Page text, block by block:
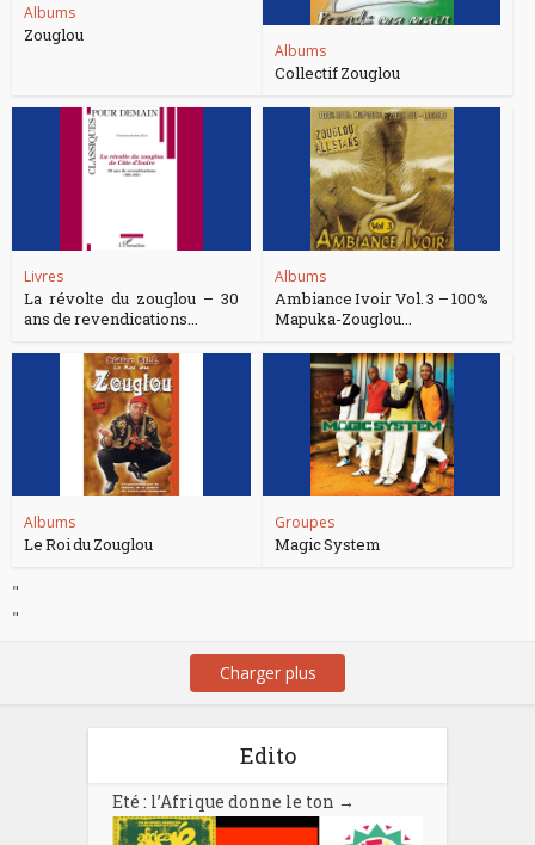
Albums
Zouglou
Albums
Collectif Zouglou
Livres
La révolte du zouglou – 30
ans de revendications...
Albums
Ambiance Ivoir Vol. 3 – 100%
Mapuka-Zouglou...
Albums
Le Roi du Zouglou
Groupes
Magic System
"
"
Charger plus
Edito
Eté : l’Afrique donne le ton →